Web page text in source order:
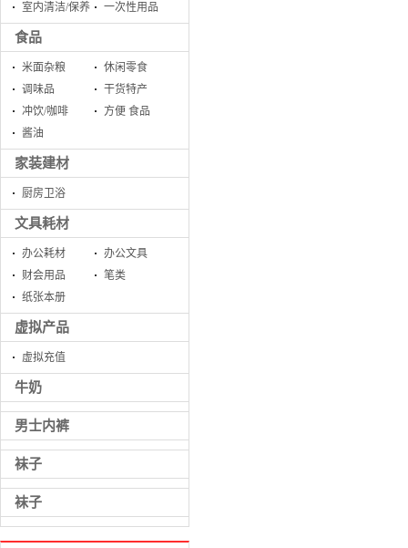
室内清洁/保养
一次性用品
食品
米面杂粮
休闲零食
调味品
干货特产
冲饮/咖啡
方便 食品
酱油
家装建材
厨房卫浴
文具耗材
办公耗材
办公文具
财会用品
笔类
纸张本册
虚拟产品
虚拟充值
牛奶
男士内裤
袜子
袜子